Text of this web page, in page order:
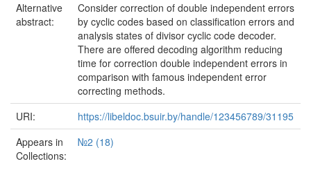
Alternative
abstract:
Consider correction of double independent errors
by cyclic codes based on classification errors and
analysis states of divisor cyclic code decoder.
There are offered decoding algorithm reducing
time for correction double independent errors in
comparison with famous independent error
correcting methods.
URI:
https://libeldoc.bsuir.by/handle/123456789/31195
Appears in
Collections:
№2 (18)